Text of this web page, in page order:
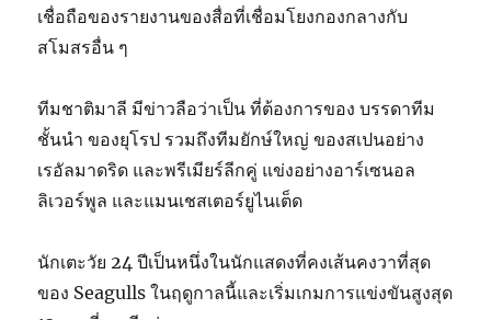
เชื่อถือของรายงานของสื่อที่เชื่อมโยงกองกลางกับ
สโมสรอื่น ๆ
ทีมชาติมาลี มีข่าวลือว่าเป็น ที่ต้องการของ บรรดาทีม
ชั้นนำ ของยุโรป รวมถึงทีมยักษ์ใหญ่ ของสเปนอย่าง
เรอัลมาดริด และพรีเมียร์ลีกคู่ แข่งอย่างอาร์เซนอล
ลิเวอร์พูล และแมนเชสเตอร์ยูไนเต็ด
นักเตะวัย 24 ปีเป็นหนึ่งในนักแสดงที่คงเส้นคงวาที่สุด
ของ Seagulls ในฤดูกาลนี้และเริ่มเกมการแข่งขันสูงสุด